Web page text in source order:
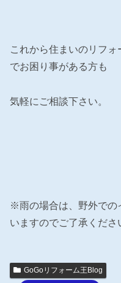
これから住まいのリフ
でお困り事がある方も
気軽にご相談下さい。
※雨の場合は、野外での
いますのでご了承くださ
GoGoリフォーム王Blog